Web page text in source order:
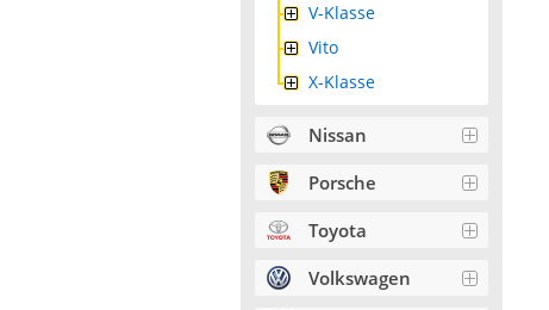
V-Klasse
Vito
X-Klasse
Nissan
Porsche
Toyota
Volkswagen